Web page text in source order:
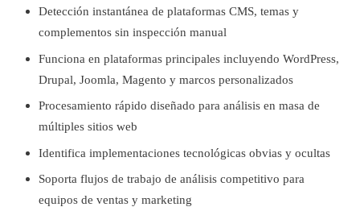
Detección instantánea de plataformas CMS, temas y
complementos sin inspección manual
Funciona en plataformas principales incluyendo WordPress,
Drupal, Joomla, Magento y marcos personalizados
Procesamiento rápido diseñado para análisis en masa de
múltiples sitios web
Identifica implementaciones tecnológicas obvias y ocultas
Soporta flujos de trabajo de análisis competitivo para
equipos de ventas y marketing